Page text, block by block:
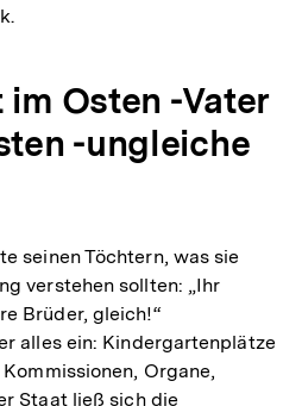
im Osten -Vater
-ungleiche
seinen Töchtern, was sie
verstehen sollten: „Ihr
Brüder, gleich!“
alles ein: Kindergartenplätze
Organe,
Staat ließ sich die